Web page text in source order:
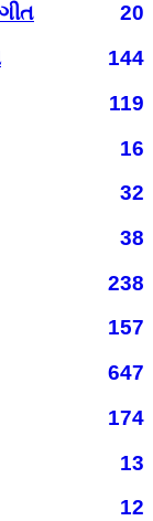
20
144
119
16
32
38
238
157
647
174
13
12